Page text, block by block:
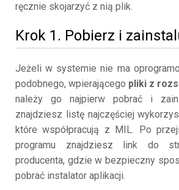
ręcznie skojarzyć z nią plik.
Krok 1. Pobierz i
Jeżeli w systemie nie ma
podobnego, wpierającego pliki z
należy go najpierw pobrać i
znajdziesz listę najczęściej
które współpracują z MIL. Po
programu znajdziesz link do
producenta, gdzie w bezpieczny
pobrać instalator aplikacji.